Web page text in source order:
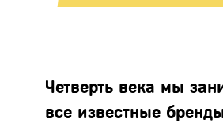
Четверть века мы
все известные